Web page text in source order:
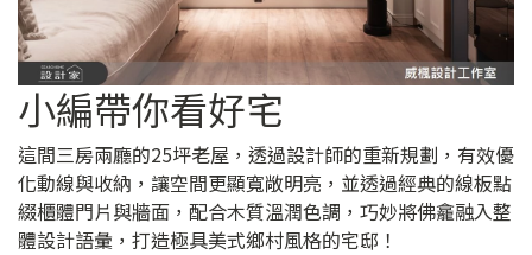
小編帶你看好宅
這間三房兩廳的25坪老屋，透過設計師的重新規劃，有效優
化動線與收納，讓空間更顯寬敞明亮，並透過經典的線板點
綴櫃體門片與牆面，配合木質溫潤色調，巧妙將佛龕融入整
體設計語彙，打造極具美式鄉村風格的宅邸！